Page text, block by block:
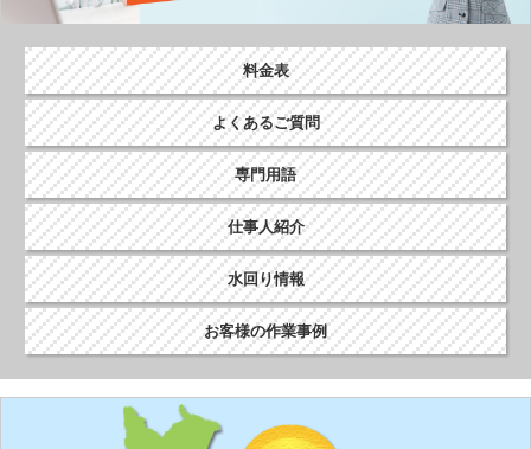
ョ
ン
料金表
よくあるご質問
専門用語
仕事人紹介
水回り情報
お客様の作業事例